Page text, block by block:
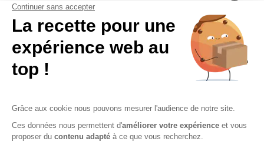
A propos de nous
Fabricant de PLV en carton et fabricant de stand modulaire, Bikom est situé
dans les Yvelines en Ile-de-France. A peine à 20 mn de Paris La Défense,
Bikom peut fabriquer et livrer dans l'urgence. Proposant une large gamme
de produits et services, de la création graphique à la fabrication en passant
16 ans, Bikom accompagne les entreprises pour communiquer efficacement